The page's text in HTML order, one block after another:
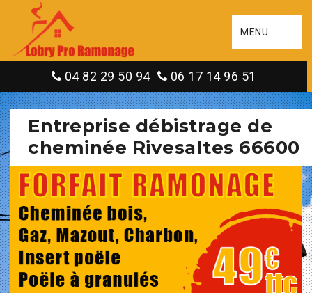
MENU
04 82 29 50 94 06 17 14 96 51
Entreprise débistrage de
cheminée Rivesaltes 66600